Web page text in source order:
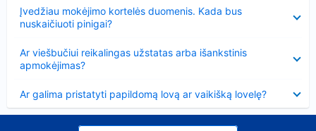
Įvedžiau mokėjimo kortelės duomenis. Kada bus
nuskaičiuoti pinigai?
Ar viešbučiui reikalingas užstatas arba išankstinis
apmokėjimas?
Ar galima pristatyti papildomą lovą ar vaikišką lovelę?